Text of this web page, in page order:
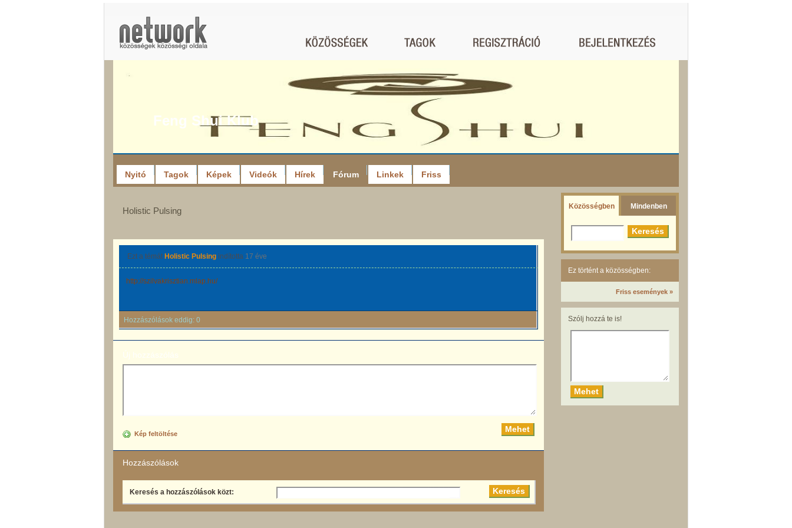
Feng Shui Klub
Nyitó Tagok Képek Videók Hírek Fórum Linkek Friss
Holistic Pulsing
Ezt a témát Holistic Pulsing indította 17 éve
http://szilvakrisztian.mlap.hu/
Hozzászólások eddig: 0
Új hozzászólás
Kép feltöltése
Hozzászólások
Keresés a hozzászólások közt:
Közösségben Mindenben
Ez történt a közösségben:
Friss események »
Szólj hozzá te is!